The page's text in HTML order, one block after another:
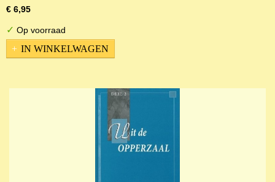
€ 6,95
✓ Op voorraad
IN WINKELWAGEN